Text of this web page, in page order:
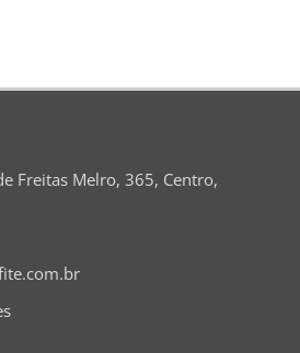
Freitas Melro, 365, Centro,